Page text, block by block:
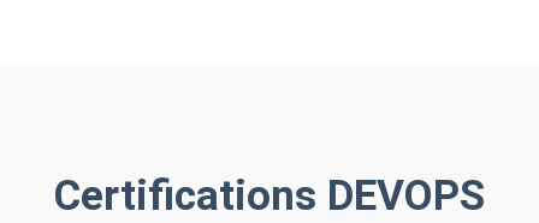
Certifications DEVOPS